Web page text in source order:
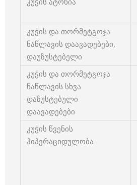
კუჭის და თორმეტგოჯა
ნაწლავის დაავადებები,
დაუზუსტებელი
კუჭის და თორმეტგოჯა
ნაწლავის სხვა
დაზუსტებული
დაავადებები
კუჭის წვენის
ჰიპერაციდულობა